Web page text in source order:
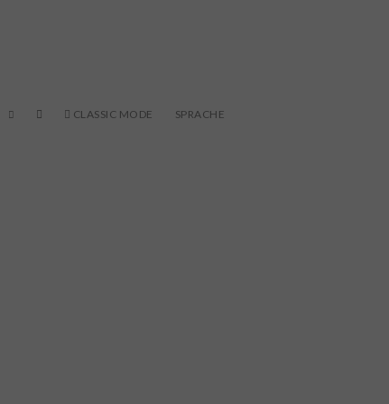
CLASSIC MODE SPRACHE